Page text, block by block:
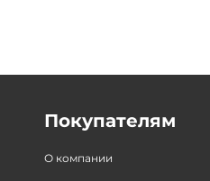
Покупателям
О компании